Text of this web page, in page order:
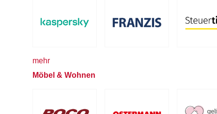
mehr
Möbel & Wohnen